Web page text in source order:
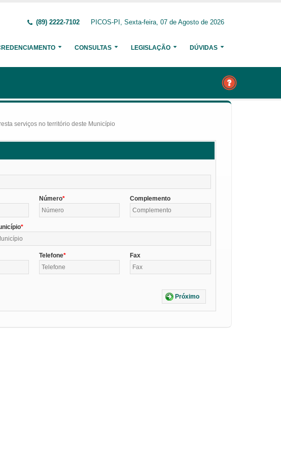
(89) 2222-7102 PICOS-PI, Sexta-feira, 07 de Agosto de 2026
CONSULTAS LEGISLAÇÃO DÚVIDAS
serviços no território deste Município
Número Complemento
Telefone Fax
Próximo